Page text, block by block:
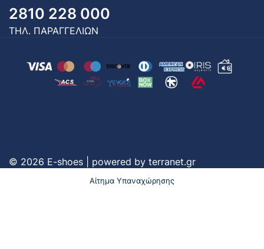
2810 228 000
ΤΗΛ. ΠΑΡΑΓΓΕΛΙΩΝ
© 2026 E-shoes | powered by terranet.gr
Αίτημα Υπαναχώρησης